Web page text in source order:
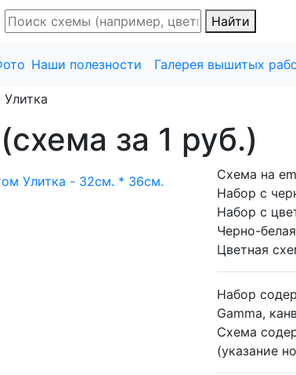
Найти
Наши полезности Галерея вышитых
Улитка
за 1 руб.)
Схема на
Набор с
Набор с
Черно-
Цветная
Набор
Gamma,
Схема
(указание